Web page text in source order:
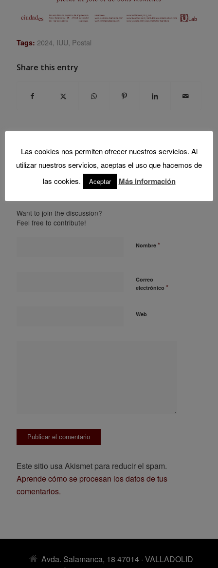
Tags: 2024, IUU Postal
Share this entry
0
REPLIES
Want to join the discussion?
Feel free to contribute!
Nombre *
Correo
electrónico *
Web
Este sitio usa Akismet para reducir el spam.
Aprende cómo se procesan los datos de tus
comentarios.
Avda. Salamanca, 18 47014 · VALLADOLID
Las cookies nos permiten ofrecer nuestros servicios. Al
utilizar nuestros servicios, aceptas el uso que hacemos de
las cookies.
Aceptar Más información